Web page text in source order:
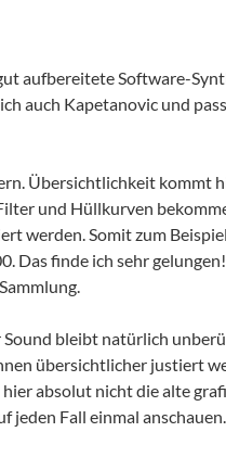
aufbereitete Software-
auch Kapetanovic und
Übersichtlichkeit kommt
und Hüllkurven
werden. Somit zum
Das finde ich sehr
bleibt natürlich
übersichtlicher justiert
absolut nicht die alte
jeden Fall einmal